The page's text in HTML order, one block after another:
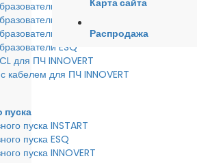
INSTART
INNOVERT
HYUNDAI
ESQ
для ПЧ INNOVERT
кабелем для ПЧ INNOVERT
пуска
пуска INSTART
пуска ESQ
пуска INNOVERT
Карта сайта
Распродажа